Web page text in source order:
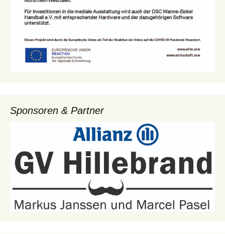
Sponsoren & Partner